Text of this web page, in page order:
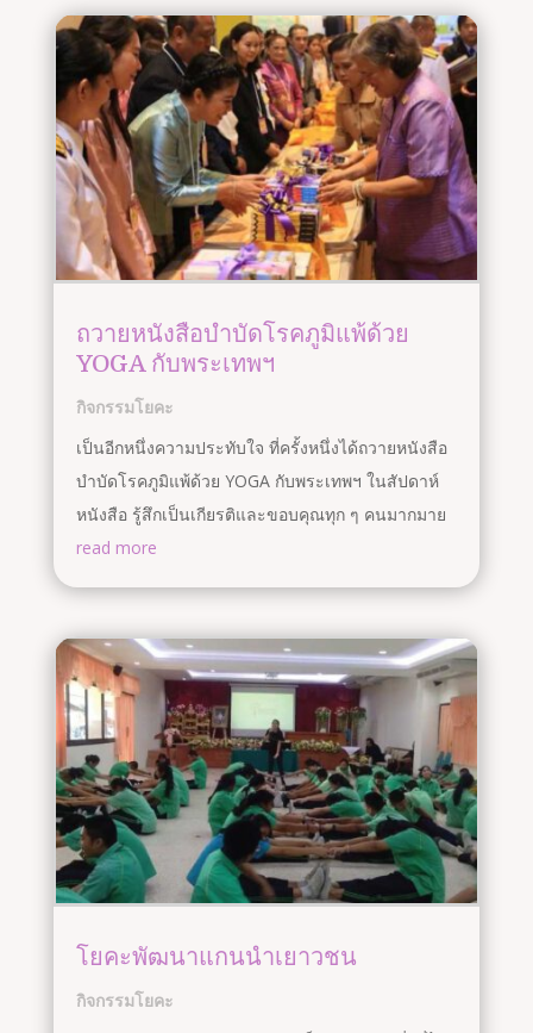
ถวายหนังสือบำบัดโรคภูมิแพ้ด้วย
YOGA กับพระเทพฯ
กิจกรรมโยคะ
เป็นอีกหนึ่งความประทับใจ ที่ครั้งหนึ่งได้ถวายหนังสือ
บำบัดโรคภูมิแพ้ด้วย YOGA กับพระเทพฯ ในสัปดาห์
หนังสือ รู้สึกเป็นเกียรติและขอบคุณทุก ๆ คนมากมาย
read more
โยคะพัฒนาแกนนำเยาวชน
กิจกรรมโยคะ